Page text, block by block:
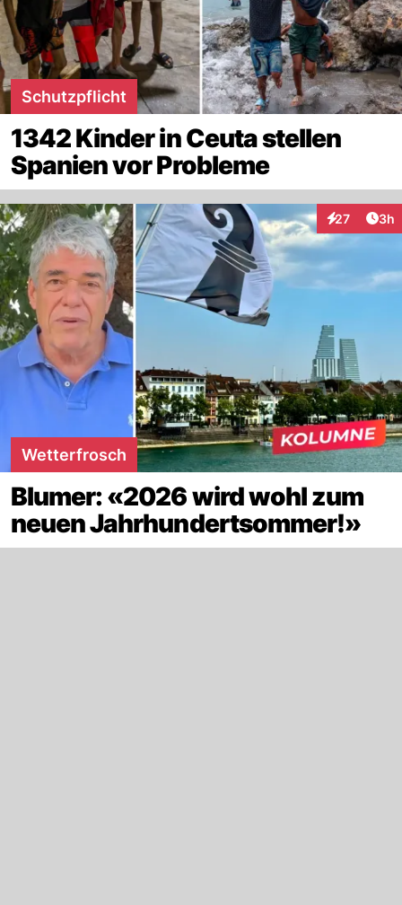
Schutzpflicht
1342 Kinder in Ceuta stellen
Spanien vor Probleme
27
Interaktionen
3h
Wetterfrosch
Blumer: «2026 wird wohl zum
neuen Jahrhundertsommer!»